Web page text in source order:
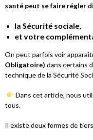
santé peut se faire régler
la Sécurité sociale,
et votre
On peut parfois voir
Obligatoire) dans certains
technique de la Sécurité
Dans cet article, nous
tous.
Il existe deux formes de